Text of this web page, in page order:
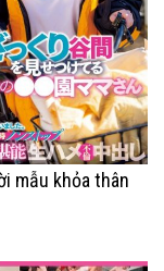
mẫu khỏa thân